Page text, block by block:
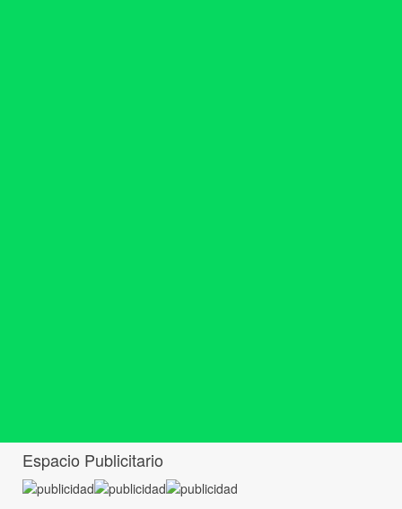
Espacio Publicitario